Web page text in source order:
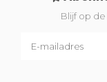
Blijf op